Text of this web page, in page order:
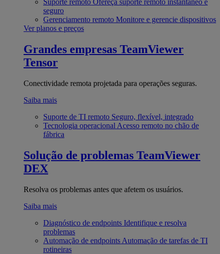
seguro
Gerenciamento remoto Monitore e gerencie dispositivos
Ver planos e preços
Grandes empresas TeamViewer
Tensor
Conectividade remota projetada para operações seguras.
Saiba mais
Suporte de TI remoto Seguro, flexível, integrado
Tecnologia operacional Acesso remoto no chão de
fábrica
Solução de problemas TeamViewer
DEX
Resolva os problemas antes que afetem os usuários.
Saiba mais
Diagnóstico de endpoints Identifique e resolva
problemas
Automação de endpoints Automação de tarefas de TI
rotineiras